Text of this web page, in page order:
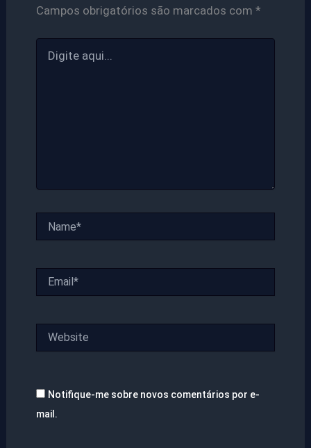
Campos obrigatórios são marcados com *
aqui...
Notifique-me sobre novos comentários por e-
mail.